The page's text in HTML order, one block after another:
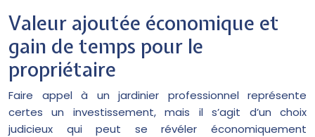
Valeur ajoutée économique et
gain de temps pour le
propriétaire
Faire appel à un jardinier professionnel représente
certes un investissement, mais il s’agit d’un choix
judicieux qui peut se révéler économiquement